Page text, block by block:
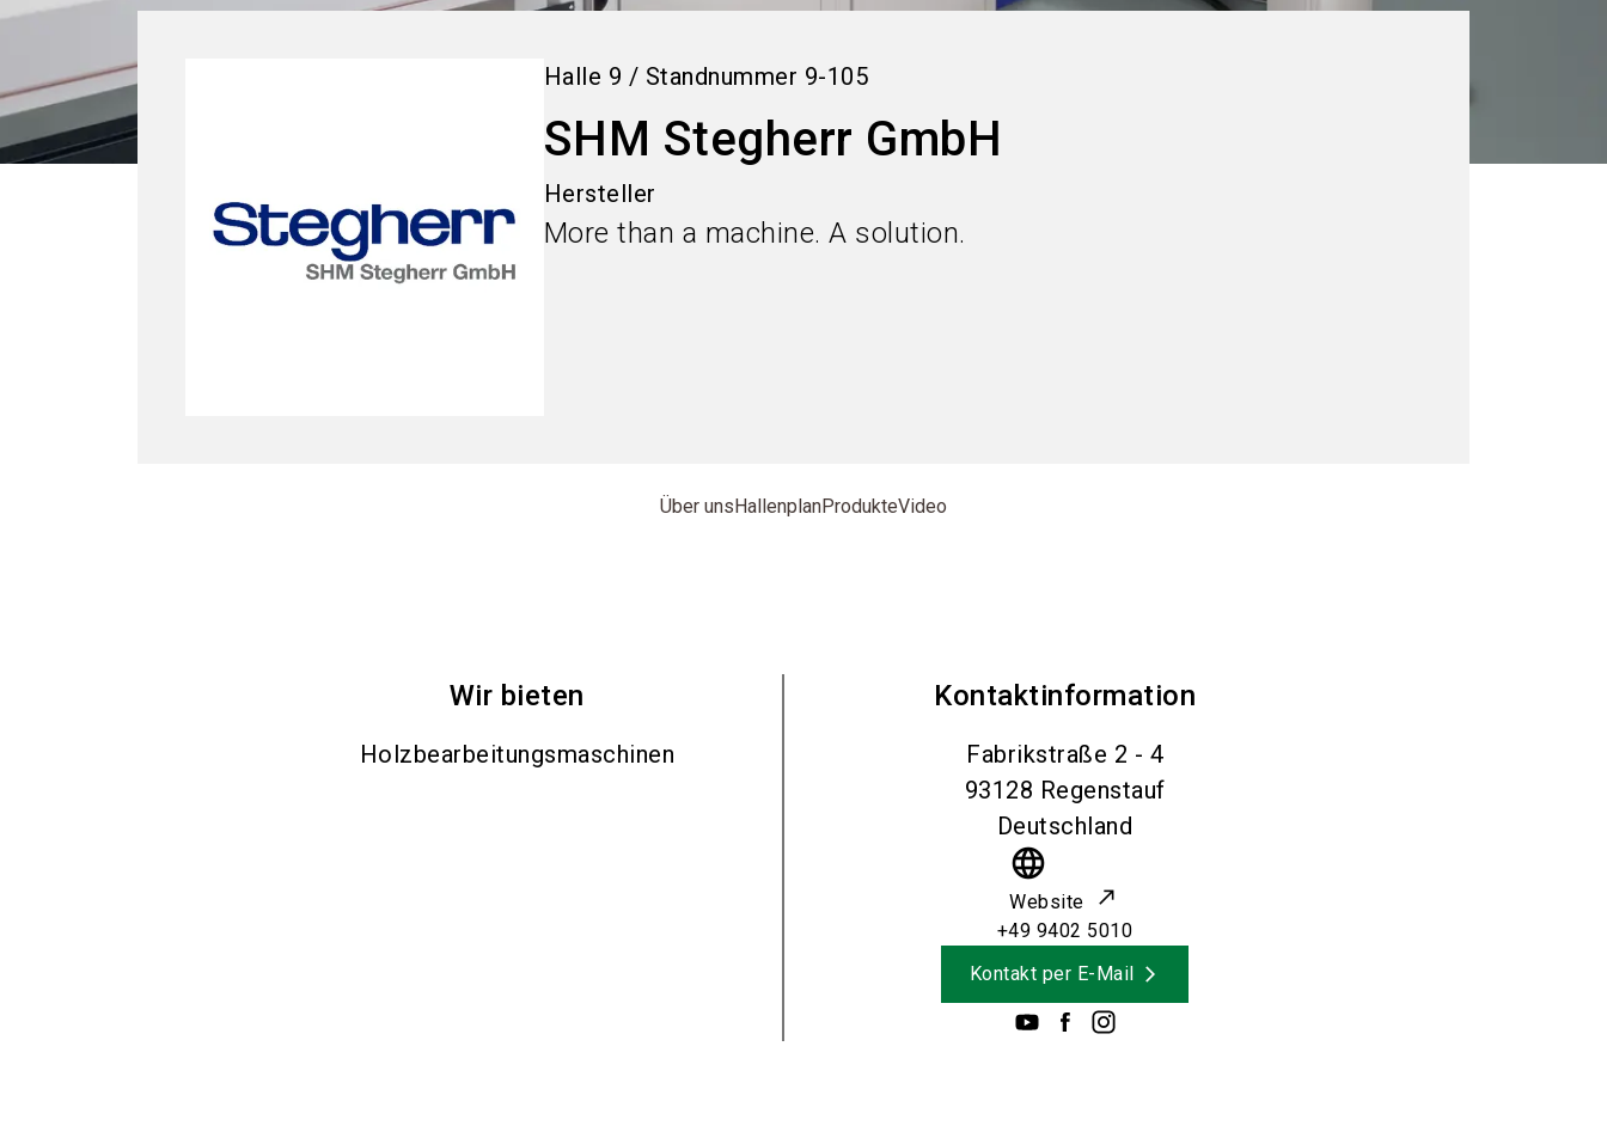
Halle 9 / Standnummer 9-105
SHM Stegherr GmbH
Hersteller
More than a machine. A solution.
Über uns HallenplanProdukteVideo
Wir bieten
Holzbearbeitungsmaschinen
Kontaktinformation
Fabrikstraße 2 - 4
93128 Regenstauf
Deutschland
language
Website
+49 9402 5010
Kontakt per E-Mail